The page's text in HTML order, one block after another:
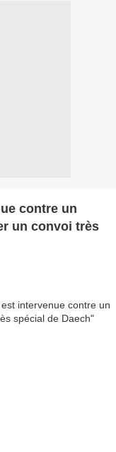
contre un
un convoi très